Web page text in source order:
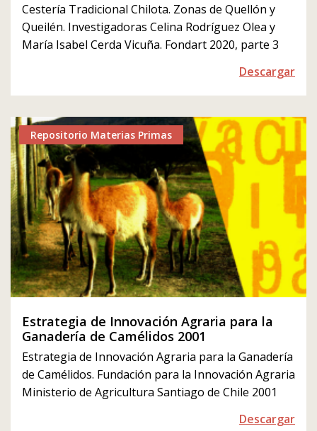
Cestería Tradicional Chilota. Zonas de Quellón y
Queilén. Investigadoras Celina Rodríguez Olea y
María Isabel Cerda Vicuña. Fondart 2020, parte 3
Descargar
Repositorio Materias Primas
Estrategia de Innovación Agraria para la
Ganadería de Camélidos 2001
Estrategia de Innovación Agraria para la Ganadería
de Camélidos. Fundación para la Innovación Agraria
Ministerio de Agricultura Santiago de Chile 2001
Descargar